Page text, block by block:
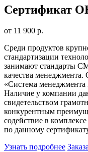
Сертификат
от 11 900 р.
Среди продуктов
стандартизации
занимают стандарты
качества менеджмента.
«Система
Наличие у компании
свидетельством
конкурентным
содействие в
по данному
Узнать подробнее